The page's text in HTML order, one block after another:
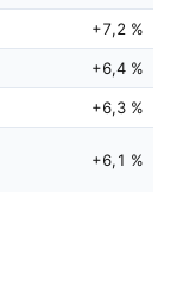
+7,2 %
+6,4 %
+6,3 %
+6,1 %